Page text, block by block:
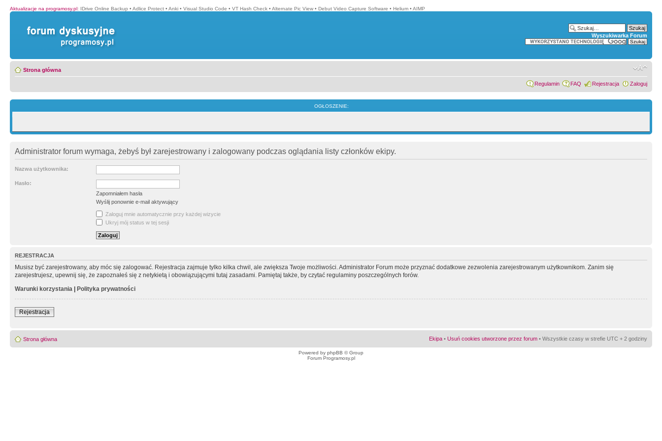
Aktualizacje na programosy.pl: IDrive Online Backup • Adlice Protect • Anki • Visual Studio Code • VT Hash Check • Alternate Pic View • Debut Video Capture Software • Helium • AIMP
Wyszukiwarka Forum
Strona główna
Regulamin FAQ Rejestracja Zaloguj
OGŁOSZENIE:
Administrator forum wymaga, żebyś był zarejestrowany i zalogowany podczas oglądania listy członków ekipy.
Nazwa użytkownika:
Hasło:
Zapomniałem hasła
Wyślij ponownie e-mail aktywujący
Zaloguj mnie automatycznie przy każdej wizycie
Ukryj mój status w tej sesji
REJESTRACJA
Musisz być zarejestrowany, aby móc się zalogować. Rejestracja zajmuje tylko kilka chwil, ale zwiększa Twoje możliwości. Administrator Forum może przyznać dodatkowe zezwolenia zarejestrowanym użytkownikom. Zanim się
zarejestrujesz, upewnij się, że zapoznałeś się z netykietą i obowiązującymi tutaj zasadami. Pamiętaj także, by czytać regulaminy poszczególnych forów.
Warunki korzystania | Polityka prywatności
Rejestracja
Strona główna Ekipa • Usuń cookies utworzone przez forum • Wszystkie czasy w strefie UTC + 2 godziny
Powered by phpBB © Group
Forum Programosy.pl